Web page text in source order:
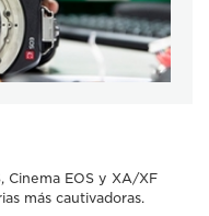
Cinema EOS y XA/XF
más cautivadoras.